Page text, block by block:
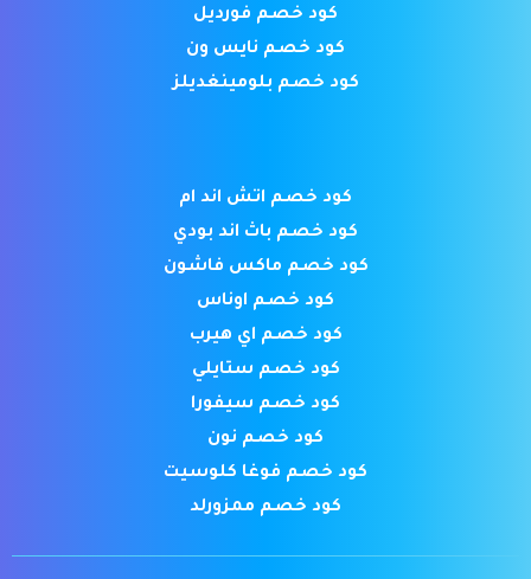
كود خصم فورديل
كود خصم نايس ون
كود خصم بلومينغديلز
كود خصم اتش اند ام
كود خصم باث اند بودي
كود خصم ماكس فاشون
كود خصم اوناس
كود خصم اي هيرب
كود خصم ستايلي
كود خصم سيفورا
كود خصم نون
كود خصم فوغا كلوسيت
كود خصم ممزورلد